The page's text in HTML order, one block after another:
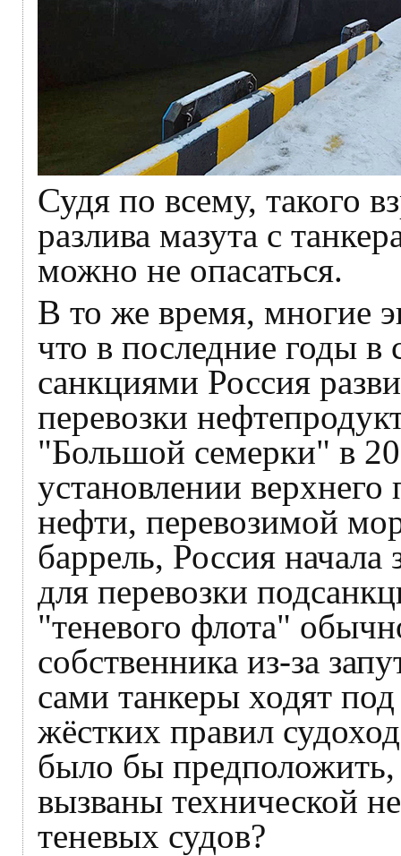
Судя по всему, такого
разлива мазута с
можно не опасаться.
В то же время, многие
что в последние годы в
санкциями Россия
перевозки
"Большой семерки" в
установлении
нефти, перевозимой
баррель, Россия начала
для перевозки
"теневого флота"
собственника из-за
сами танкеры ходят
жёстких правил
было бы
вызваны технической
теневых судов?